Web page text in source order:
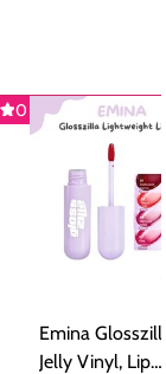
0
Emina
Jelly Vinyl, Lip